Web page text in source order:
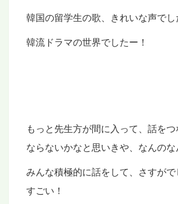
韓国の留学生の歌、きれいな声でし
韓流ドラマの世界でしたー！
もっと先生方が間に入って、話を
ならないかなと思いきや、 なんのな
みんな積極的に話をして、さすが
すごい！